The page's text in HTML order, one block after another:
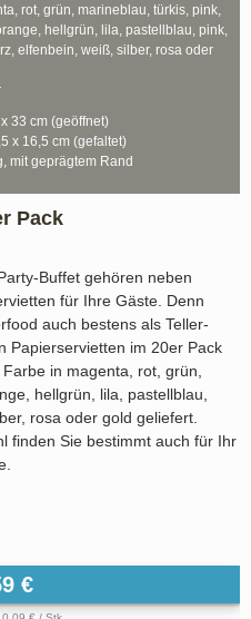
Pack
Buffet gehören neben
für Ihre Gäste. Denn
auch bestens als Teller-
Papierservietten im 20er Pack
in magenta, rot, grün,
hellgrün, lila, pastellblau,
rosa oder gold geliefert.
finden Sie bestimmt auch für Ihr
€
rot, grün, marineblau, türkis, pink,
hellgrün, lila, pastellblau, pink,
elfenbein, weiß, silber, rosa oder
33 cm (geöffnet)
x 16,5 cm (gefaltet)
mit geprägtem Rand